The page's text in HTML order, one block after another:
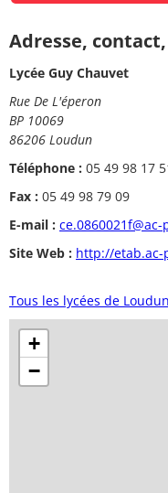
Adresse,
Lycée Guy Chauvet
Rue De L'éperon
BP 10069
86206 Loudun
Téléphone : 05 49 98 17
Fax : 05 49 98 79 09
E-mail :
Site Web : http://etab.ac-
Tous les lycées de Loudun
+
−